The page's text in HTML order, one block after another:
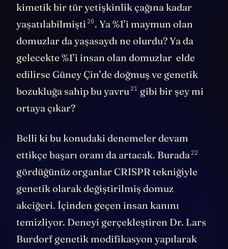
kimetik bir tür yetişkinlik çağına kadar
yaşatılabilmişti 20. Ya %1’i maymun olan
domuzlar da yaşasaydı ne olurdu? Ya da
gelecekte %1’i insan olan domuzlar elde
edilirse Güney Çin’de doğmuş ve genetik
bozukluğa sahipbu yavru 21 gibi bir şey mi
ortaya çıkar?
Belli ki bu konudaki denemeler devam
ettikçe başarı oranı da artacak. Burada22
gördüğünüz organlar CRISPR tekniğiyle
genetik olarak değiştirilmiş domuz
akciğeri. İçinden geçen insan kanını
temizliyor. Deneyi gerçekleştiren Dr. Lars
Burdorf genetik modifikasyon yapılarak